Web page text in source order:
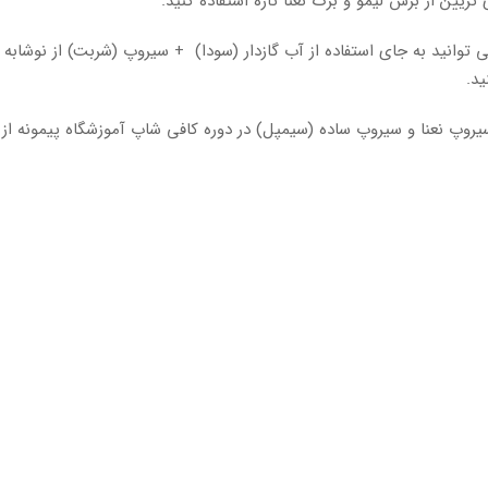
به جای استفاده از آب گازدار (سودا) + سیروپ (شربت) از
نعنا و سیروپ ساده (سیمپل) در دوره کافی شاپ آموزشگاه پیمونه از